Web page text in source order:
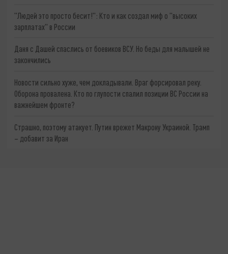
"Людей это просто бесит!": Кто и как создал миф о "высоких
зарплатах" в России
Даня с Дашей спаслись от боевиков ВСУ. Но беды для малышей не
закончились
Новости сильно хуже, чем докладывали. Враг форсировал реку.
Оборона провалена. Кто по глупости спалил позиции ВС России на
важнейшем фронте?
Страшно, поэтому атакует. Путин врежет Макрону Украиной. Трамп
– добавит за Иран